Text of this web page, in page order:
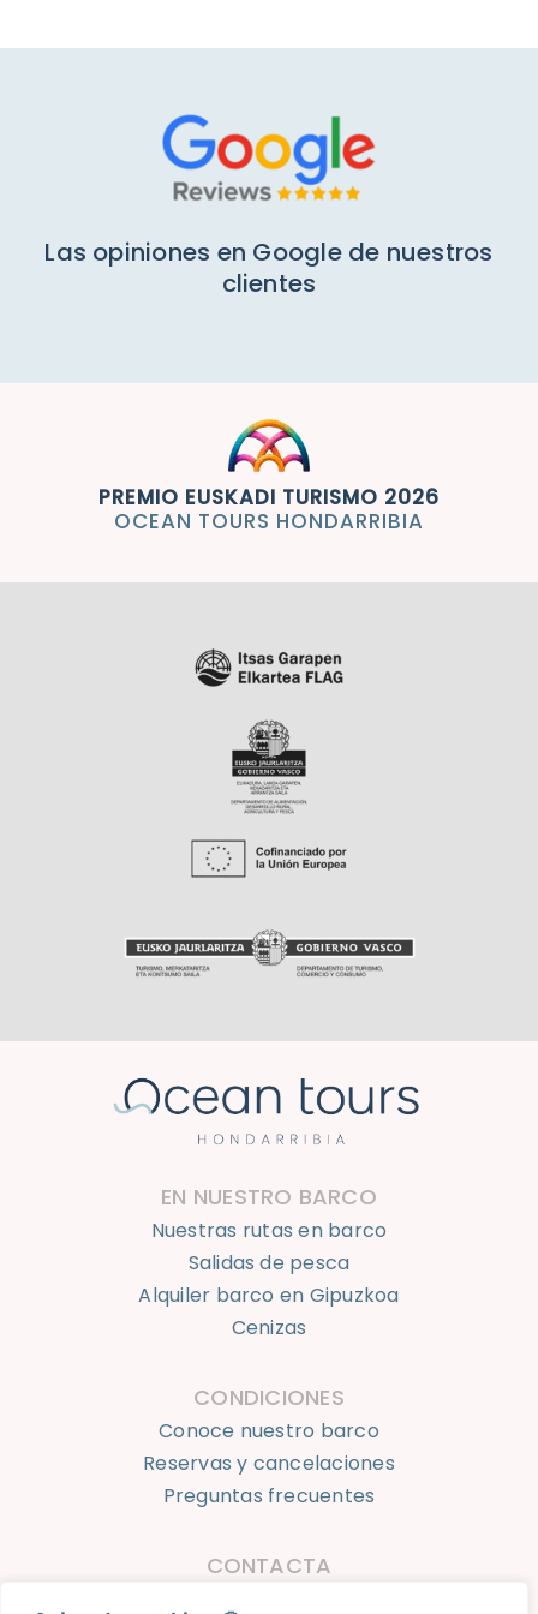
Las opiniones en Google de nuestros
PREMIO EUSKADI TURISMO 2026
OCEAN TOURS HONDARRIBIA
EN NUESTRO BARCO
Salidas de pesca
Alquiler barco en Gipuzkoa
Cenizas
CONDICIONES
Reservas y cancelaciones
Preguntas frecuentes
CONTACTA
info@oceantourshondarribia.com